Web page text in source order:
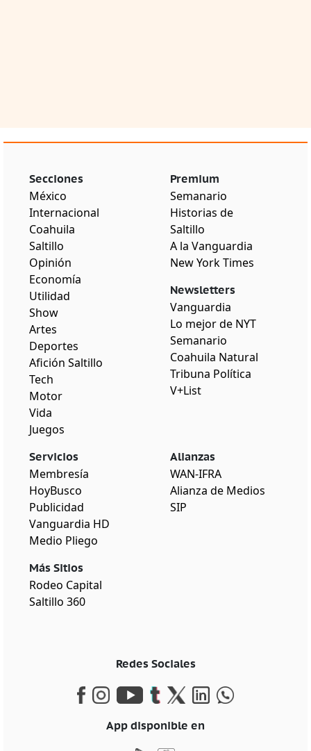
Secciones
México
Internacional
Coahuila
Saltillo
Opinión
Economía
Utilidad
Show
Artes
Deportes
Afición Saltillo
Tech
Motor
Vida
Juegos
Premium
Semanario
Historias de
Saltillo
A la Vanguardia
New York Times
Newsletters
Vanguardia
Lo mejor de NYT
Semanario
Coahuila Natural
Tribuna Política
V+List
Servicios
Membresía
HoyBusco
Publicidad
Vanguardia HD
Medio Pliego
Más Sitios
Rodeo Capital
Saltillo 360
Alianzas
WAN-IFRA
Alianza de Medios
SIP
Redes Sociales
App disponible en